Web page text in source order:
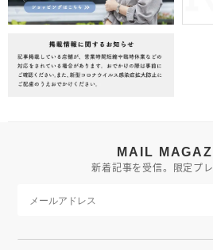
MAIL
新着記事を受信。限定プ